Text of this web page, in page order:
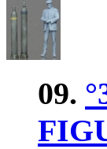
09.